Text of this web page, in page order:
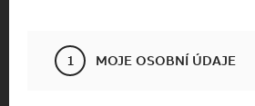
1 MOJE OSOBNÍ ÚDAJE